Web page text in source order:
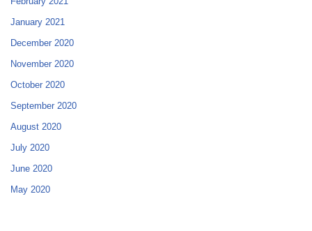
January 2021
December 2020
November 2020
October 2020
September 2020
August 2020
July 2020
June 2020
May 2020